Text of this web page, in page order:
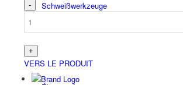
Schweiß­werk­zeuge
VERS LE PRODUIT